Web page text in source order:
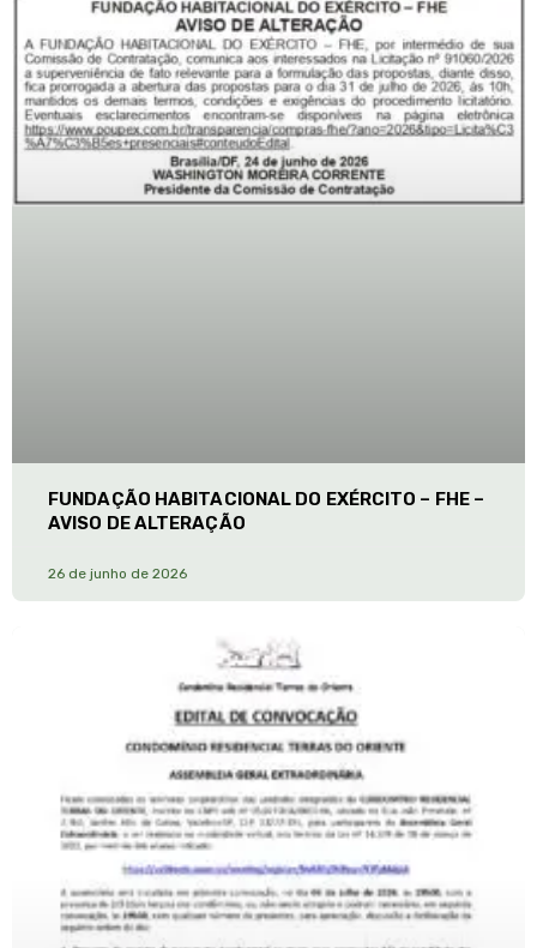
FUNDAÇÃO HABITACIONAL DO EXÉRCITO – FHE –
AVISO DE ALTERAÇÃO
26 de junho de 2026